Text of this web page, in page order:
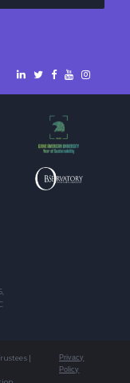
|
Privacy
Policy